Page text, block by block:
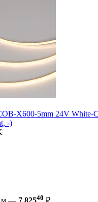
X600-5mm 24V White-
-)
40